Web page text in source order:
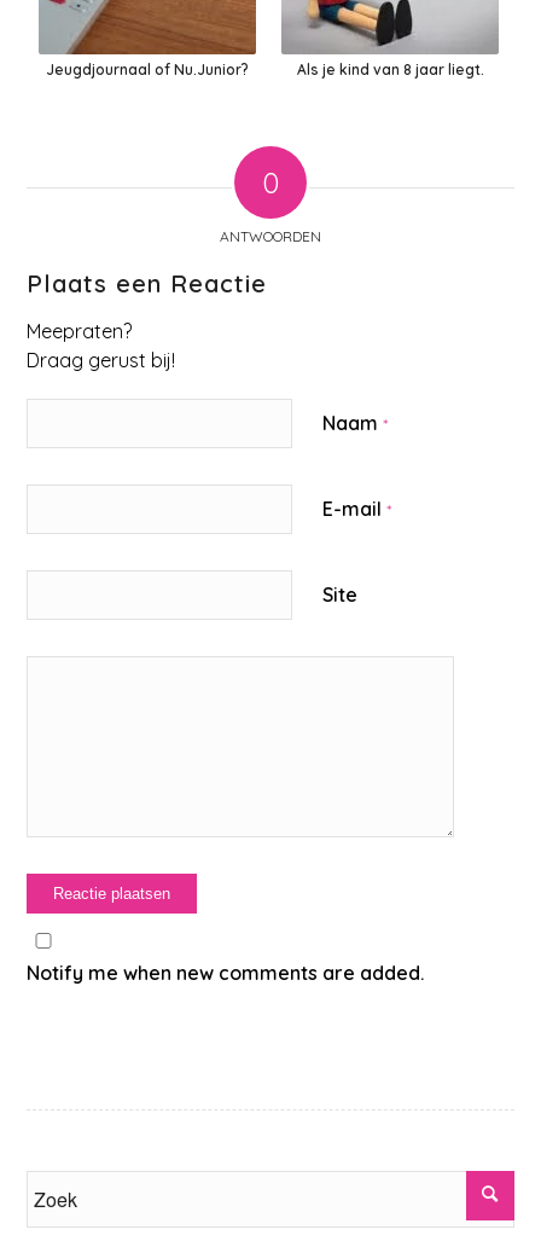
Jeugdjournaal of Nu.Junior? Als je kind van 8 jaar liegt.
0
ANTWOORDEN
Plaats een Reactie
Meepraten?
Draag gerust bij!
Naam*
E-mail*
Site
Notify me when new comments are added.